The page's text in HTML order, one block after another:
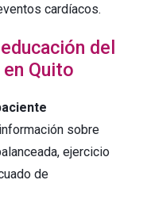
cardíacos.
del
Quito
sobre
ejercicio
de